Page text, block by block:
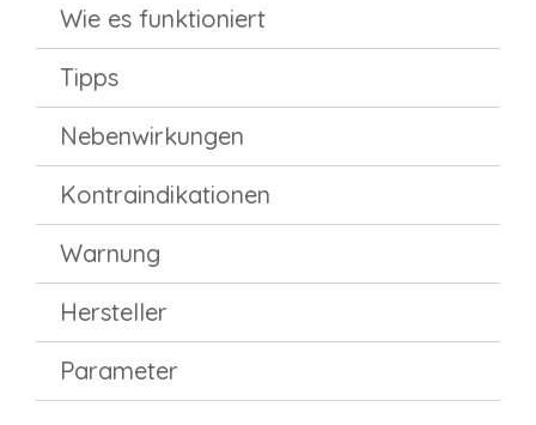
Wie es funktioniert
Tipps
Nebenwirkungen
Kontraindikationen
Warnung
Hersteller
Parameter